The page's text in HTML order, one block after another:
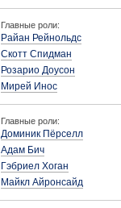
Главные роли:
Райан Рейнольдс
Скотт Спидман
Розарио Доусон
Мирей Инос
Главные роли:
Доминик Пёрселл
Адам Бич
Гэбриел Хоган
Майкл Айронсайд